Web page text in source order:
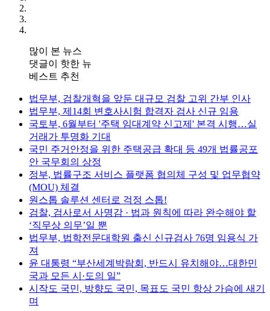
많이 본 뉴스
댓글이 핫한 뉴
베스트 추천
법무부, 검찰개혁을 앞둔 대규모 검찰 고위 간부 인사
법무부, 제14회 변호사시험 합격자 검사 신규 임용
국토부, 6월부터 '주택 임대계약 신고제' 본격 시행…실
거래가 투명화 기대
국민 주거안정을 위한 주택공급 확대 등 49개 법률공포
안 국무회의 상정
정부, 법률구조 서비스 플랫폼 협의체 구성 및 업무협약
(MOU) 체결
원스톱 솔루션 센터로 걱정 스톱!
검찰, 검사로서 사명감 · 법과 원칙에 따라 완수해야 할
‘직무상 의무’일 뿐
법무부, 법학전문대학원 출신 신규검사 76명 임용식 가
져
윤 대통령 “부산세계박람회, 반드시 유치해야…대한민
국과 모든 시·도의 일”
시작도 국민, 방향도 국민, 목표도 국민 항상 가슴에 새기
며